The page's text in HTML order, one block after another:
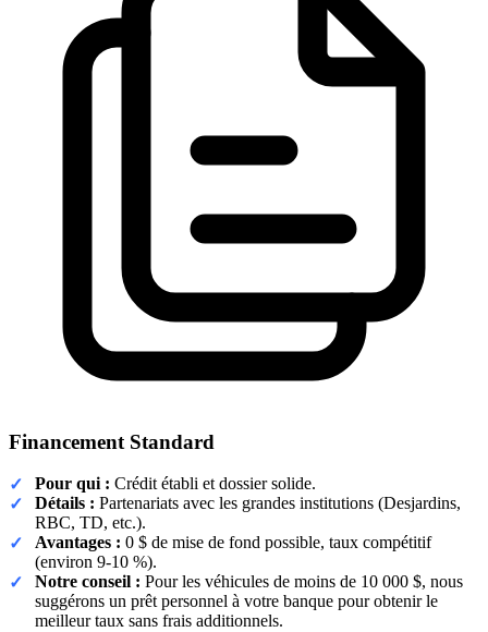
Financement Standard
Pour qui : Crédit établi et dossier solide.
Détails : Partenariats avec les grandes institutions (Desjardins,
RBC, TD, etc.).
Avantages : 0 $ de mise de fond possible, taux compétitif
(environ 9-10 %).
Notre conseil : Pour les véhicules de moins de 10 000 $, nous
suggérons un prêt personnel à votre banque pour obtenir le
meilleur taux sans frais additionnels.